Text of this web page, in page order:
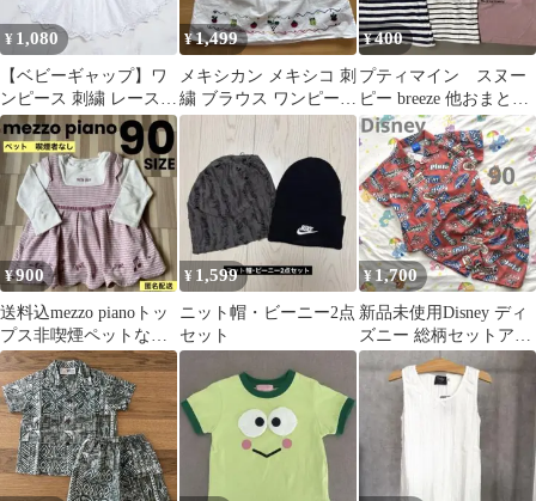
¥ 1,080
【ベビーギャップ】ワ
ンピース 刺繍 レース
美品 70cm 6-12ヶ月 白
¥1,499
メキシカン メキシコ 刺
繍 ブラウス ワンピース
キッズ ベビー フル
ーツ 古着
¥400
プティマイン スヌー
ピー breeze 他おまとめ
6枚
¥900
送料込mezzo pianoトッ
プス非喫煙ペットなし
メゾピアノナルミヤ
¥ 1,599
ニット帽・ビーニー2点
セット
¥1,700
新品未使用Disney ディ
ズニー 総柄セットアッ
プ 90 レトロ 古着風